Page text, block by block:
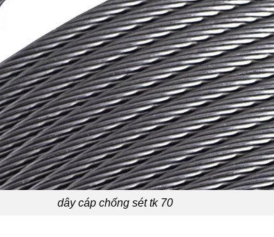
dây cáp chống sét tk 70